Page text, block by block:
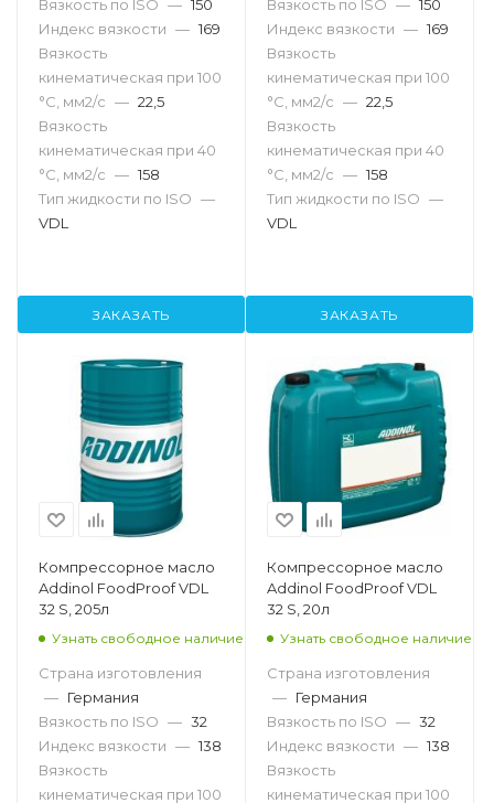
Вязкость по ISO — 150
Индекс вязкости — 169
Вязкость
кинематическая при 100
°С, мм2/с — 22,5
Вязкость
кинематическая при 40
°С, мм2/с — 158
Тип жидкости по ISO —
VDL
ЗАКАЗАТЬ
Вязкость по ISO — 150
Индекс вязкости — 169
Вязкость
кинематическая при 100
°С, мм2/с — 22,5
Вязкость
кинематическая при 40
°С, мм2/с — 158
Тип жидкости по ISO —
VDL
ЗАКАЗАТЬ
Компрессорное масло
Addinol FoodProof VDL
32 S, 205л
Узнать свободное наличие
Страна изготовления
— Германия
Вязкость по ISO — 32
Индекс вязкости — 138
Вязкость
кинематическая при 100
Компрессорное масло
Addinol FoodProof VDL
32 S, 20л
Узнать свободное наличие
Страна изготовления
— Германия
Вязкость по ISO — 32
Индекс вязкости — 138
Вязкость
кинематическая при 100